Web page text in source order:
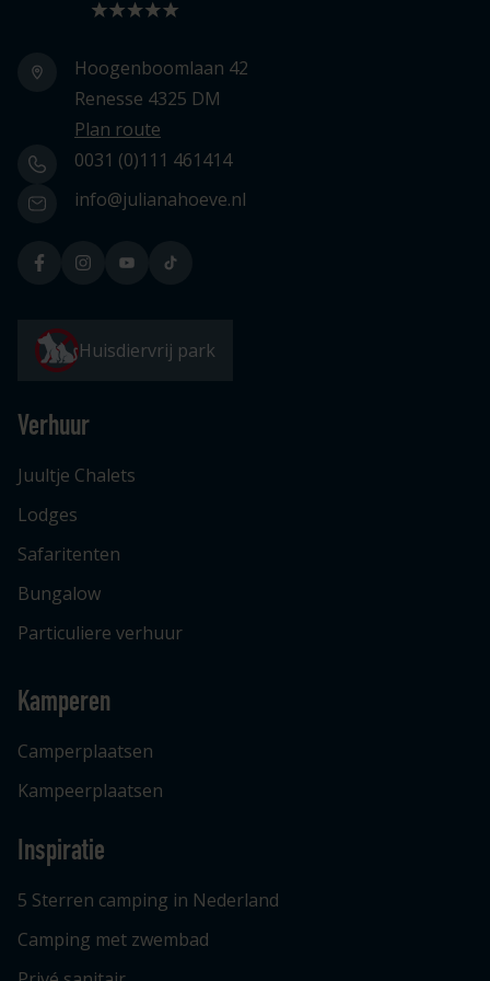
Hoogenboomlaan 42
Renesse 4325 DM
Plan route
0031 (0)111 461414
info@julianahoeve.nl
Huisdiervrij park
Verhuur
Juultje Chalets
Lodges
Safaritenten
Bungalow
Particuliere verhuur
Kamperen
Camperplaatsen
Kampeerplaatsen
Inspiratie
5 Sterren camping in Nederland
Camping met zwembad